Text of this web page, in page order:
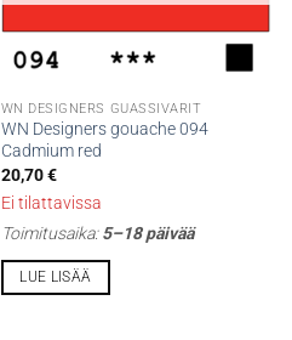
WN DESIGNERS GUASSIVÄRIT
WN Designers gouache 094
Cadmium red
20,70€
Ei tilattavissa
Toimitusaika:5–18 päivää
LUE LISÄÄ